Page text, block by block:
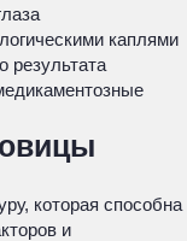
каплями
результата
которая способна
и